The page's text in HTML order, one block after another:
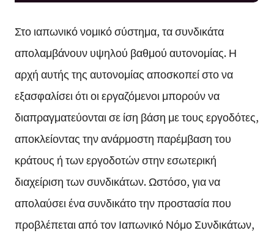
Στο ιαπωνικό νομικό σύστημα, τα συνδικάτα
απολαμβάνουν υψηλού βαθμού αυτονομίας. Η
αρχή αυτής της αυτονομίας αποσκοπεί στο να
εξασφαλίσει ότι οι εργαζόμενοι μπορούν να
διαπραγματεύονται σε ίση βάση με τους εργοδότες,
αποκλείοντας την ανάρμοστη παρέμβαση του
κράτους ή των εργοδοτών στην εσωτερική
διαχείριση των συνδικάτων. Ωστόσο, για να
απολαύσει ένα συνδικάτο την προστασία που
προβλέπεται από τον Ιαπωνικό Νόμο Συνδικάτων,